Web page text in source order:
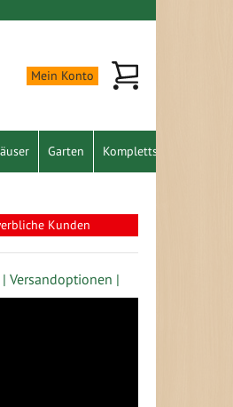
Mein Konto Mein Warenkorb
Garten Komplettset
Kunden
Versandoptionen |